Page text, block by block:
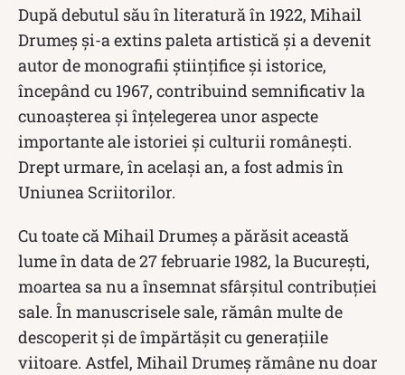
După debutul său în literatură în 1922, Mihail
Drumeș și-a extins paleta artistică și a devenit
autor de monografii științifice și istorice,
începând cu 1967, contribuind semnificativ la
cunoașterea și înțelegerea unor aspecte
importante ale istoriei și culturii românești.
Drept urmare, în același an, a fost admis în
Uniunea Scriitorilor.
Cu toate că Mihail Drumeș a părăsit această
lume în data de 27 februarie 1982, la București,
moartea sa nu a însemnat sfârșitul contribuției
sale. În manuscrisele sale, rămân multe de
descoperit și de împărtășit cu generațiile
viitoare. Astfel, Mihail Drumeș rămâne nu doar